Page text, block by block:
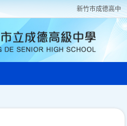
新竹巿成德高中